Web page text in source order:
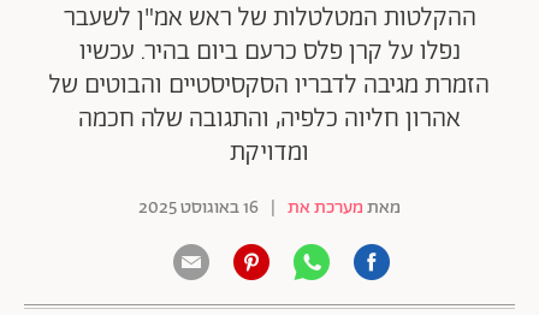
ההקלטות המטלטלות של ראש אמ"ן לשעבר
נפלו על קרן פלס כרעם ביום בהיר. עכשיו
הזמרת מגיבה לדבריו הסקסיסטיים והבוטים של
אהרון חליוה כלפיה, והתגובה שלה חכמה
ומדויקת
מאתמערכת את | 16 באוגוסט 2025